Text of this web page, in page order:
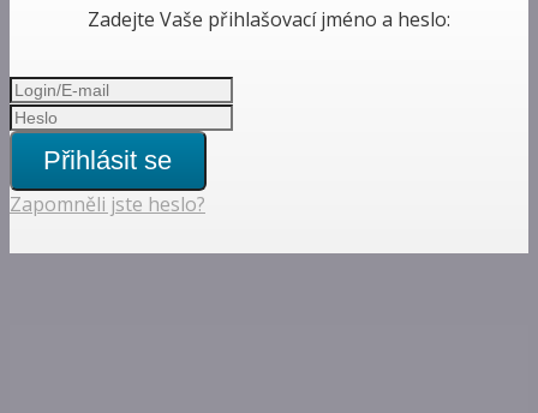
Zadejte Vaše přihlašovací jméno a heslo:
Přihlásit se
Zapomněli jste heslo?